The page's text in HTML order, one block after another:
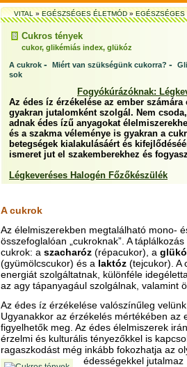
VITAL»EGÉSZSÉGES ÉLETMÓD»
Cukros tények
cukor, glikémiás index, glükóz
A cukrok - Miért van szükségünk cukorra? -
sok
Fogyókúrázóknak:
Az édes íz érzékelése az ember
gyakran jutalomként szolgál. Nem
adnak édes ízű anyagokat
és a szakma véleménye is gyakran a
betegségek kialakulásáért és
ismeret jut el szakemberekhez és
Légkeveréses Halogén Főzőkészülék
A cukrok
Az élelmiszerekben megtalálható mono-
összefoglalóan „cukroknak”. A
cukrok: a szacharóz (répacukor), a
(gyümölcscukor) és a laktóz (tejcukor). A
energiát szolgáltatnak, különféle
az agy tápanyagául szolgálnak, valamint
Az édes íz érzékelése valószínűleg
Ugyanakkor az érzékelés mértékében az
figyelhetők meg. Az édes élelmiszerek
érzelmi és kulturális tényezőkkel is
ragaszkodást még inkább fokozhatja az
édességekkel jutalmaz